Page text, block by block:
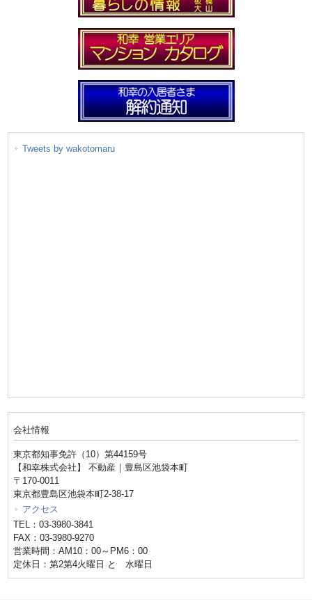
Tweets by wakotomaru
会社情報
東京都知事免許（10）第44159号
【和幸株式会社】 不動産｜豊島区池袋本町
〒170-0011
東京都豊島区池袋本町2-38-17
アクセス
TEL：03-3980-3841
FAX：03-3980-9270
営業時間：AM10：00～PM6：00
定休日：第2第4火曜日 と 水曜日